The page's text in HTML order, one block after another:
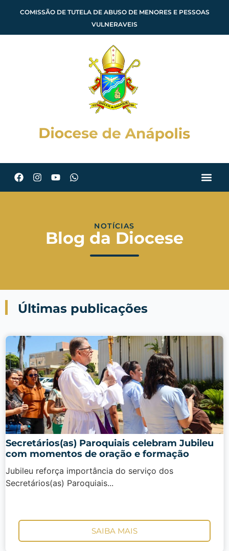
COMISSÃO DE TUTELA DE ABUSO DE MENORES E PESSOAS
VULNERAVEIS
NOTÍCIAS
Blog da Diocese
Últimas publicações
Secretários(as) Paroquiais celebram Jubileu
com momentos de oração e formação
Jubileu reforça importância do serviço dos
Secretários(as) Paroquiais...
SAIBA MAIS